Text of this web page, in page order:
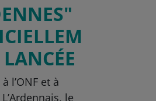
l’ONF et à
L’Ardennais, le